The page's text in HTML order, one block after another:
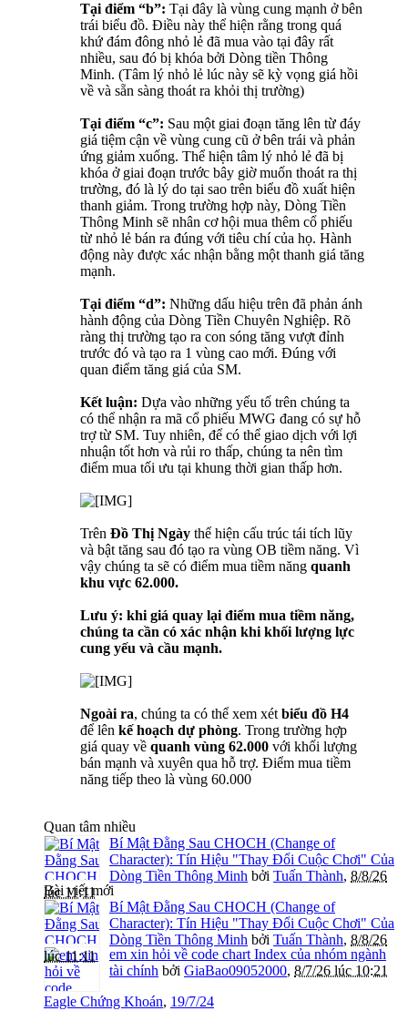
Tại điểm “b”: Tại đây là vùng cung mạnh ở bên
trái biểu đồ. Điều này thể hiện rằng trong quá
khứ đám đông nhỏ lẻ đã mua vào tại đây rất
nhiều, sau đó bị khóa bởi Dòng tiền Thông
Minh. (Tâm lý nhỏ lẻ lúc này sẽ kỳ vọng giá hồi
về và sẵn sàng thoát ra khỏi thị trường)
Tại điểm “c”: Sau một giai đoạn tăng lên từ đáy
giá tiệm cận về vùng cung cũ ở bên trái và phản
ứng giảm xuống. Thể hiện tâm lý nhỏ lẻ đã bị
khóa ở giai đoạn trước bây giờ muốn thoát ra thị
trường, đó là lý do tại sao trên biểu đồ xuất hiện
thanh giảm. Trong trường hợp này, Dòng Tiền
Thông Minh sẽ nhân cơ hội mua thêm cổ phiếu
từ nhỏ lẻ bán ra đúng với tiêu chí của họ. Hành
động này được xác nhận bằng một thanh giá tăng
mạnh.
Tại điểm “d”: Những dấu hiệu trên đã phản ánh
hành động của Dòng Tiền Chuyên Nghiệp. Rõ
ràng thị trường tạo ra con sóng tăng vượt đỉnh
trước đó và tạo ra 1 vùng cao mới. Đúng với
quan điểm tăng giá của SM.
Kết luận: Dựa vào những yếu tố trên chúng ta
có thể nhận ra mã cổ phiếu MWG đang có sự hỗ
trợ từ SM. Tuy nhiên, để có thể giao dịch với lợi
nhuận tốt hơn và rủi ro thấp, chúng ta nên tìm
điểm mua tối ưu tại khung thời gian thấp hơn.
Trên Đồ Thị Ngày thể hiện cấu trúc tái tích lũy
và bật tăng sau đó tạo ra vùng OB tiềm năng. Vì
vậy chúng ta sẽ có điểm mua tiềm năng quanh
khu vực 62.000.
Lưu ý: khi giá quay lại điểm mua tiềm năng,
chúng ta cần có xác nhận khi khối lượng lực
cung yếu và cầu mạnh.
Ngoài ra, chúng ta có thể xem xét biểu đồ H4
để lên kế hoạch dự phòng. Trong trường hợp
giá quay về quanh vùng 62.000 với khối lượng
bán mạnh và xuyên qua hỗ trợ. Điểm mua tiềm
năng tiếp theo là vùng 60.000
Quan tâm nhiều
Bí Mật Đằng Sau CHOCH (Change of
Character): Tín Hiệu "Thay Đổi Cuộc Chơi" Của
Dòng Tiền Thông Minh bởi Tuấn Thành, 8/8/26
lúc 11:11
Bài viết mới
Bí Mật Đằng Sau CHOCH (Change of
Character): Tín Hiệu "Thay Đổi Cuộc Chơi" Của
Dòng Tiền Thông Minh bởi Tuấn Thành, 8/8/26
lúc 11:11
em xin hỏi về code chart Index của nhóm ngành
tài chính bởi GiaBao09052000, 8/7/26 lúc 10:21
Eagle Chứng Khoán, 19/7/24